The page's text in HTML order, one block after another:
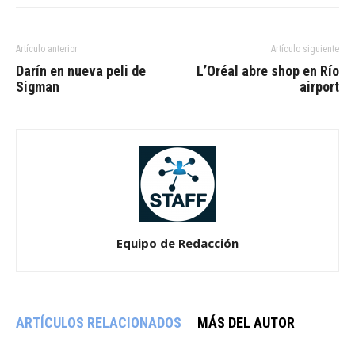
Artículo anterior
Darín en nueva peli de
Sigman
Artículo siguiente
L’Oréal abre shop en Río
airport
Equipo de Redacción
ARTÍCULOS RELACIONADOS MÁS DEL AUTOR